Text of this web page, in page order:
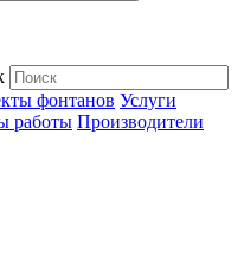
фонтанов Услуги
работы Производители